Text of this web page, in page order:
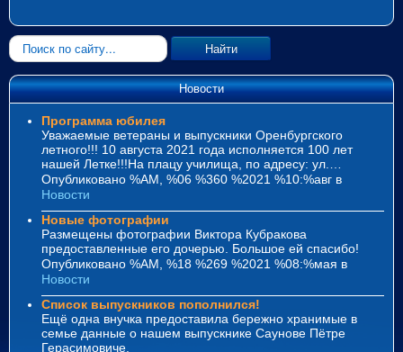
Искать... Найти
Новости
Программа юбилея
Уважаемые ветераны и выпускники Оренбургского
летного!!! 10 августа 2021 года исполняется 100 лет
нашей Летке!!!На плацу училища, по адресу: ул.…
Опубликовано %AM, %06 %360 %2021 %10:%авг в
Новости
Новые фотографии
Размещены фотографии Виктора Кубракова
предоставленные его дочерью. Большое ей спасибо!
Опубликовано %AM, %18 %269 %2021 %08:%мая в
Новости
Список выпускников пополнился!
Ещё одна внучка предоставила бережно хранимые в
семье данные о нашем выпускнике Саунове Пётре
Герасимовиче.